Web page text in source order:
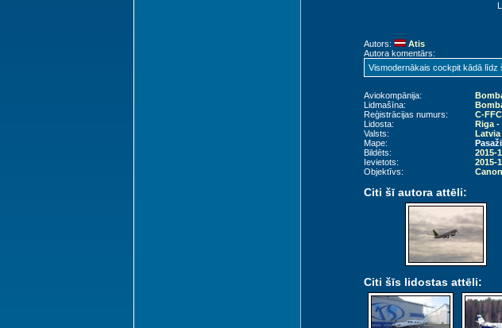
Autors:
Atis
Autora komentārs:
Vismodernākais cockpit kādā līdz
Aviokompānija:
Lidmašīna:
Reģistrācijas numurs:
C-
Lidosta:
Riga -
Valsts:
Mape:
Bildēts:
2015-
Ievietots:
2015-
Objektīvs:
Citi šī autora attēli:
Citi šīs lidostas attēli: